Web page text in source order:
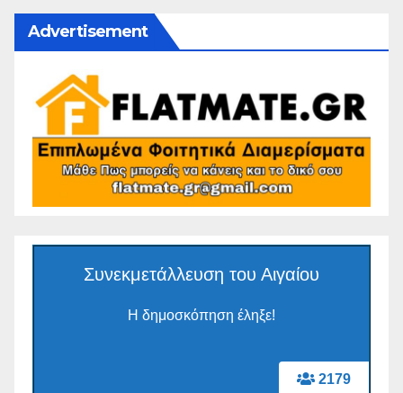
Advertisement
2179
Συνεκμετάλλευση του Αιγαίου
Η δημοσκόπηση έληξε!